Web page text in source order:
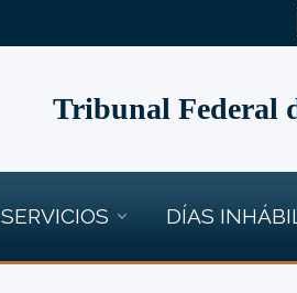
Tribunal Federal
SERVICIOS DÍAS